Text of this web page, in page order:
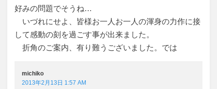
好みの問題でそうね…
いづれにせよ、皆様お一人お一人の渾身の力作に接
して感動の刻を過ごす事が出来ました。
折角のご案内、有り難うございました。では
michiko
2013年2月13日 1:57 AM